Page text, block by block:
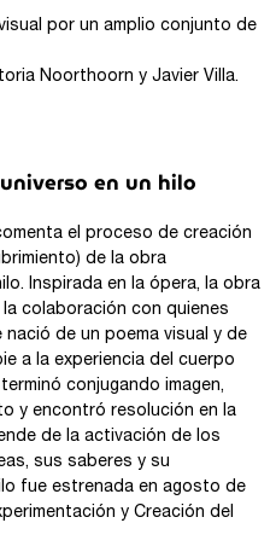
por un amplio conjunto de
Noorthoorn y Javier Villa.
en un hilo
el proceso de creación
de la obra
Inspirada en la ópera, la obra
colaboración con quienes
de un poema visual y de
a la experiencia del cuerpo
conjugando imagen,
y encontró resolución en la
de la activación de los
sus saberes y su
fue estrenada en agosto de
y Creación del